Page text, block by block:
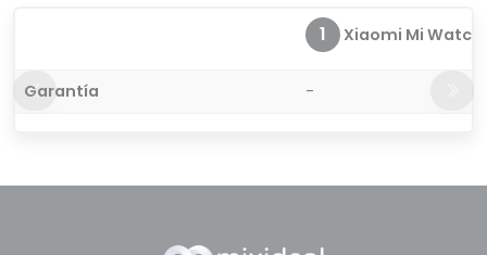
1 Xiaomi Mi Watch
Garantía -